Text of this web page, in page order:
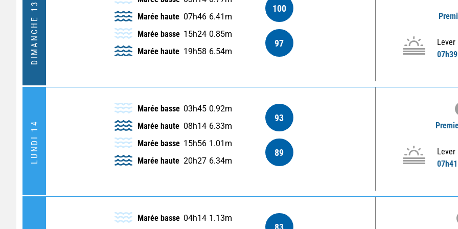
DIMANCHE 13
Marée haute 07h46 6.41m
100
Marée basse 15h24 0.85m
Marée haute 19h58 6.54m
97
Lever
07h39
LUNDI 14
Marée basse 03h45 0.92m
Marée haute 08h14 6.33m
93
Marée basse 15h56 1.01m
Marée haute 20h27 6.34m
89
Lever
07h41
Marée basse 04h14 1.13m